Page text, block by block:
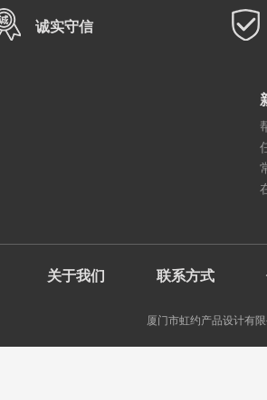
诚实守信
关于我们 联系方式
厦门市虹约产品设计有